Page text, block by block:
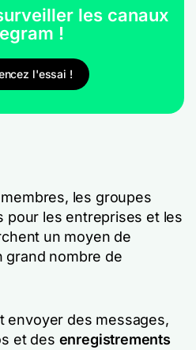
les canaux
!
l'essai !
les groupes
pour les entreprises et les
un moyen de
grand nombre de
envoyer des messages,
et des enregistrements